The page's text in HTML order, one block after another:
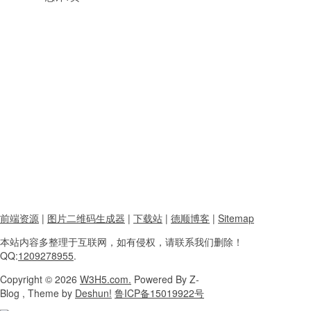
前端资源 | 图片二维码生成器 | 下载站 | 德顺博客 | Sitemap
本站内容多整理于互联网， 如有侵权，请联系我们删除！
QQ:1209278955.
Copyright © 2026 W3H5.com. Powered By Z-
Blog , Theme by Deshun! 鲁ICP备15019922号